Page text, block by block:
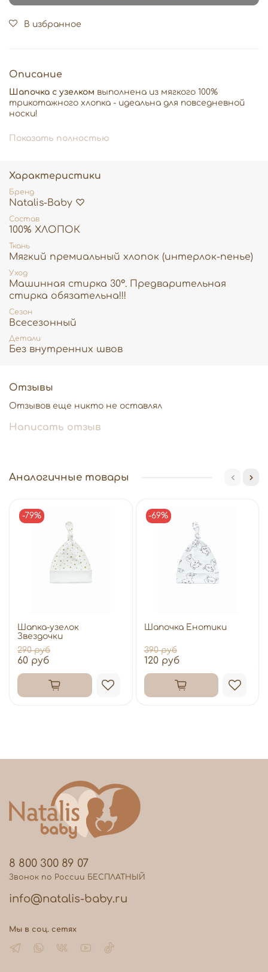
В избранное
Описание
Шапочка с узелком выполнена из мягкого 100%
трикотажного хлопка - идеальна для повседневной
носки!
Особенность этой модели заключается в удобной
регулировке глубины посадки: достаточно завязать
Показать полностью
Характеристики
Бренд
Natalis-Baby ♡
Состав
100% ХЛОПОК
Ткань
Мягкий премиальный хлопок (интерлок-пенье)
Уход
Машинная стирка 30°. Предварительная
стирка обязательна!!!
Сезон
Всесезонный
Детали
Без внутренних швов
Отзывы
Отзывов еще никто не оставлял
Написать отзыв
Аналогичные товары
-79%
Шапка-узелок
Звездочки
290 руб
60 руб
-69%
Шапочка Енотики
390 руб
120 руб
8 800 300 89 07
Звонок по России БЕСПЛАТНЫЙ
info@natalis-baby.ru
Мы в соц. сетях